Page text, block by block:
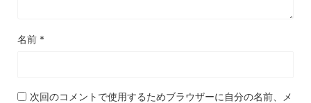
名前 *
次回のコメントで使用するためブラウザーに自分の名前、メ